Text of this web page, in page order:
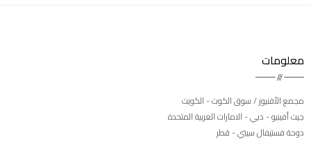
معلومات
مجمع الأفنيوز / سوق الكوت - الكويت
جيت أفينيو - دبي - الامارات العربية المتحدة
دوحة فستيفال سيتي - قطر